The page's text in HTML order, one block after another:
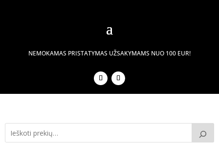
NEMOKAMAS PRISTATYMAS UŽSAKYMAMS NUO 100 EUR!